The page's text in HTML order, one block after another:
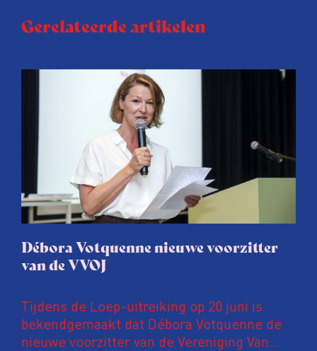
Gerelateerde artikelen
Débora Votquenne nieuwe voorzitter
van de VVOJ
Tijdens de Loep-uitreiking op 20 juni is
bekendgemaakt dat Débora Votquenne de
nieuwe voorzitter van de Vereniging Van